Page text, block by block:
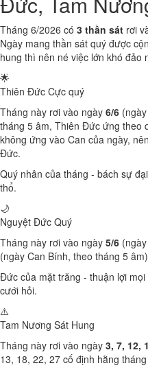
Tháng 6/2026 có 3 thần sát rơi
Ngày mang thần sát quý được
hung thì nên né việc lớn khó đảo
🌟
Thiên Đức Cực quý
Tháng này rơi vào ngày 6/6
tháng 5 âm, Thiên Đức ứng theo
không ứng vào Can của ngày,
Đức.
Quý nhân của tháng - bách sự
thổ.
🌙
Nguyệt Đức Quý
Tháng này rơi vào ngày 5/6
(ngày Can Bính, theo tháng 5
Đức của mặt trăng - thuận lợi
cưới hỏi.
⚠️
Tam Nương Sát Hung
Tháng này rơi vào ngày 3, 7, 12,
13, 18, 22, 27 cố định hằng